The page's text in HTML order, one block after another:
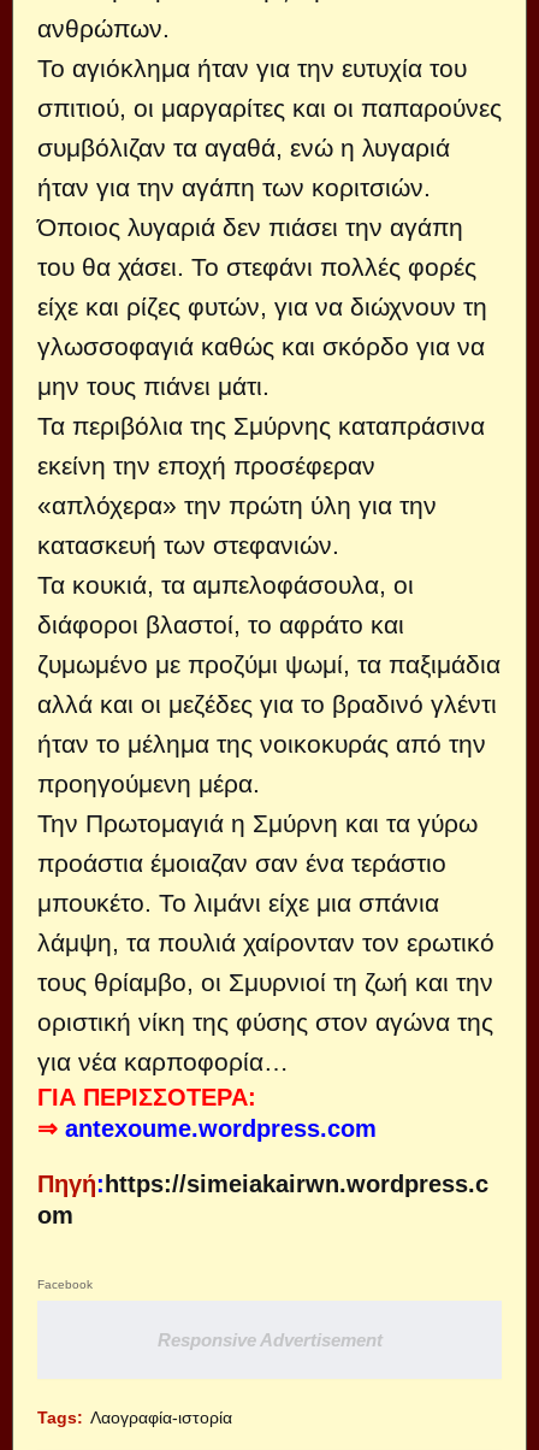
ανθρώπων.
Το αγιόκλημα ήταν για την ευτυχία του
σπιτιού, οι μαργαρίτες και οι παπαρούνες
συμβόλιζαν τα αγαθά, ενώ η λυγαριά
ήταν για την αγάπη των κοριτσιών.
Όποιος λυγαριά δεν πιάσει την αγάπη
του θα χάσει. Το στεφάνι πολλές φορές
είχε και ρίζες φυτών, για να διώχνουν τη
γλωσσοφαγιά καθώς και σκόρδο για να
μην τους πιάνει μάτι.
Τα περιβόλια της Σμύρνης καταπράσινα
εκείνη την εποχή προσέφεραν
«απλόχερα» την πρώτη ύλη για την
κατασκευή των στεφανιών.
Τα κουκιά, τα αμπελοφάσουλα, οι
διάφοροι βλαστοί, το αφράτο και
ζυμωμένο με προζύμι ψωμί, τα παξιμάδια
αλλά και οι μεζέδες για το βραδινό γλέντι
ήταν το μέλημα της νοικοκυράς από την
προηγούμενη μέρα.
Την Πρωτομαγιά η Σμύρνη και τα γύρω
προάστια έμοιαζαν σαν ένα τεράστιο
μπουκέτο. Το λιμάνι είχε μια σπάνια
λάμψη, τα πουλιά χαίρονταν τον ερωτικό
τους θρίαμβο, οι Σμυρνιοί τη ζωή και την
οριστική νίκη της φύσης στον αγώνα της
για νέα καρποφορία…
ΓΙΑ ΠΕΡΙΣΣΟΤΕΡΑ:
⇒ antexoume.wordpress.com
Πηγή: https://simeiakairwn.wordpress.c
om
Facebook
Responsive Advertisement
Tags: Λαογραφία-ιστορία